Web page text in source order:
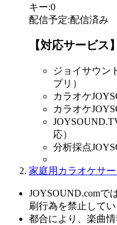
キー:0
配信予定:配信済み
【対応サービス】
ジョイサウン
プリ）
カラオケ
カラオケ
応）
分析採点
家庭用カラオケサ
JOYSOUND.comで
刷行為を禁止してい
都合により、楽曲